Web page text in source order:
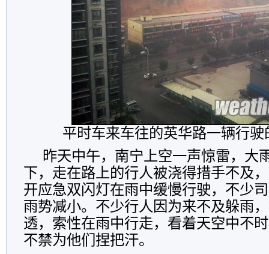
平时车来车往的英华路一辆行
昨天中午，南宁上空一声惊雷，大
下，走在路上的行人被浇得措手不及
开应急双闪灯在雨中缓慢行驶，不少
雨势减小。不少行人因为来不及躲雨
透，索性在雨中行走，看着天空中不
不禁为他们捏把汗。